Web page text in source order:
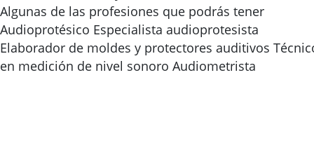
Algunas de las profesiones que podrás tener
Audioprotésico Especialista audioprotesista
Elaborador de moldes y protectores auditivos
en medición de nivel sonoro Audiometrista